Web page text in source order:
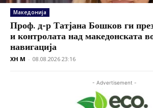
Македонија
Проф. д-р Татјана Бошков ги
и контролата над македонската
навигација
XH M - 08.08.2026 23:16
- Advertisement -